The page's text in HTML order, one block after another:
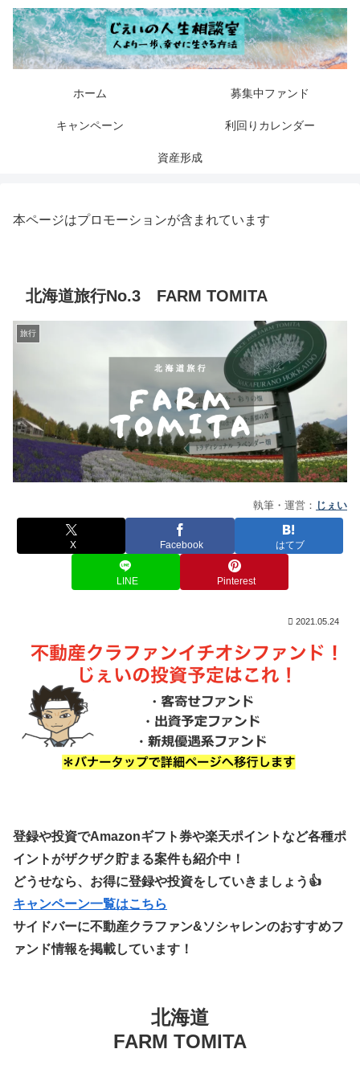
ホーム 募集中ファンド
キャンペーン 利回りカレンダー
資産形成
本ページはプロモーションが含まれています
北海道旅行No.3 FARM TOMITA
旅行
執筆・運営： じぇい
X Facebook はてブ
LINE Pinterest
2021.05.24
登録や投資でAmazonギフト券や楽天ポイントなど各種ポ
イントがザクザク貯まる案件も紹介中！
どうせなら、お得に登録や投資をしていきましょう👍
キャンペーン一覧はこちら
サイドバーに不動産クラファン&ソシャレンのおすすめフ
ァンド情報を掲載しています！
北海道
FARM TOMITA